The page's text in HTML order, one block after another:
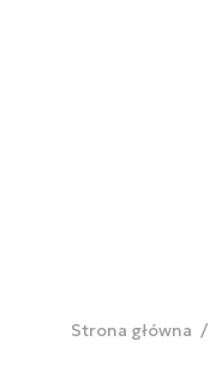
Strona główna